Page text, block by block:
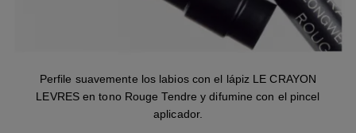
Perfile suavemente los labios con el lápiz LE CRAYON
LEVRES en tono Rouge Tendre y difumine con el pincel
aplicador.